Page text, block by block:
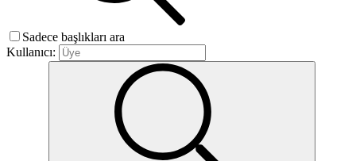
Sadece başlıkları ara
Kullanıcı: